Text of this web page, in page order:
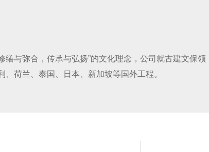
与弥合，传承与弘扬”的文化理念，公司就古建文保领
荷兰、泰国、日本、新加坡等国外工程。